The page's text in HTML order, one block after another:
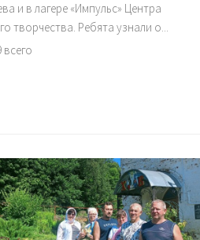
и в лагере «Импульс» Центра
творчества. Ребята узнали о...
всего